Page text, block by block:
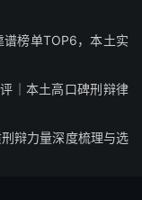
榜单TOP6，本土实
｜本土高口碑刑辩律
辩力量深度梳理与选